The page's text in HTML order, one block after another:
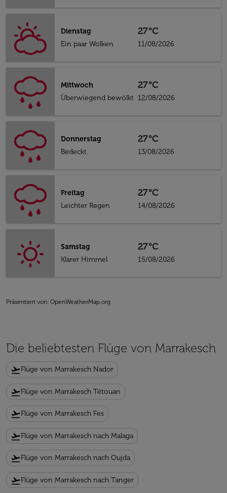
Dienstag
Ein paar Wolken
27°C
11/08/2026
Mittwoch
Überwiegend bewölkt
27°C
12/08/2026
Donnerstag
Bedeckt
27°C
13/08/2026
Freitag
Leichter Regen
27°C
14/08/2026
Samstag
Klarer Himmel
27°C
15/08/2026
Präsentiert von: OpenWeatherMap.org
Die beliebtesten Flüge von Marrakesch
flight_takeoffFlüge von Marrakesch Nador
flight_takeoffFlüge von Marrakesch Tétouan
flight_takeoffFlüge von Marrakesch Fes
flight_takeoffFlüge von Marrakesch nach Malaga
flight_takeoffFlüge von Marrakesch nach Oujda
flight_takeoffFlüge von Marrakesch nach Tanger